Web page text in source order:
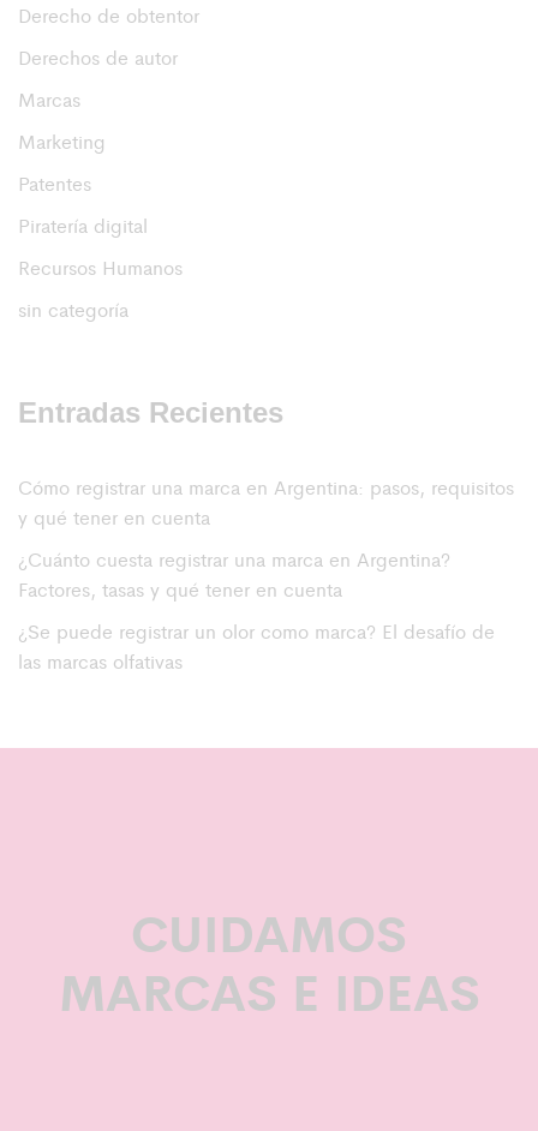
Derecho de obtentor
Derechos de autor
Marcas
Marketing
Patentes
Piratería digital
Recursos Humanos
sin categoría
Entradas Recientes
Cómo registrar una marca en Argentina: pasos, requisitos
y qué tener en cuenta
¿Cuánto cuesta registrar una marca en Argentina?
Factores, tasas y qué tener en cuenta
¿Se puede registrar un olor como marca? El desafío de
las marcas olfativas
CUIDAMOS
MARCAS E IDEAS